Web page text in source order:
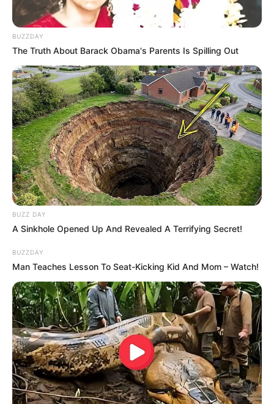
BUZZDAY
The Truth About Barack Obama's Parents Is Spilling Out
BUZZ DAY
A Sinkhole Opened Up And Revealed A Terrifying Secret!
BUZZDAY
Man Teaches Lesson To Seat-Kicking Kid And Mom – Watch!